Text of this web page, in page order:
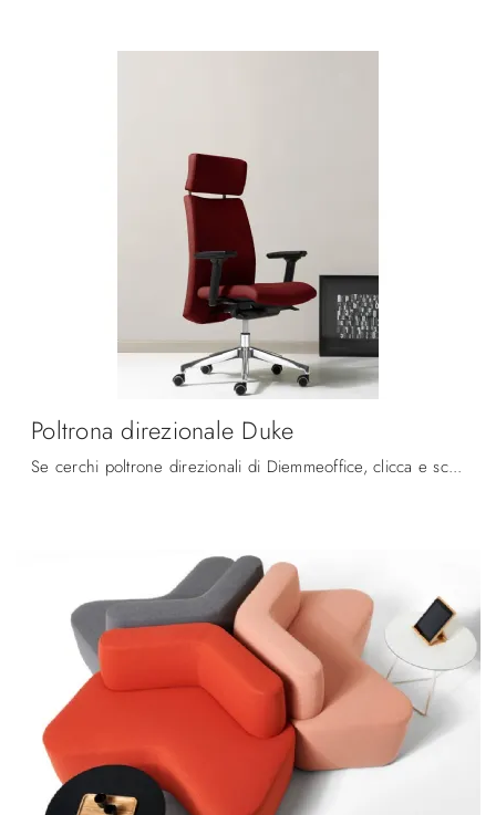
Poltrona direzionale Duke
Se cerchi poltrone direzionali di Diemmeoffice, clicca e scopri di più sul modello Poltrona direzionale Duke in pelle per gli spazi di lavoro!